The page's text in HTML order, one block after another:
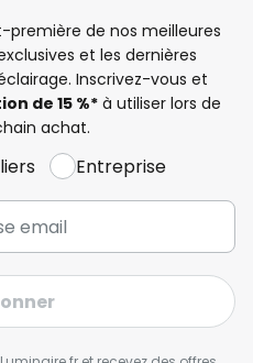
de nos meilleures
et les dernières
Inscrivez-vous et
de 15 %*à utiliser lors de
achat.
Entreprise